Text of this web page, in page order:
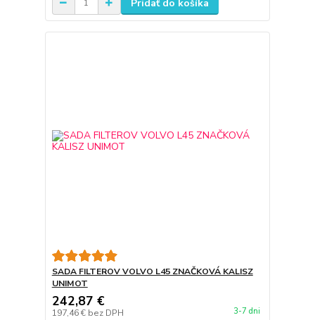
Pridať do košíka
SADA FILTEROV VOLVO L45 ZNAČKOVÁ KALISZ
UNIMOT
242,87 €
197,46 € bez DPH 3-7 dni